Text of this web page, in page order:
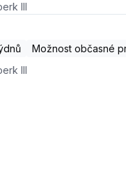
III
Možnost občasné
III